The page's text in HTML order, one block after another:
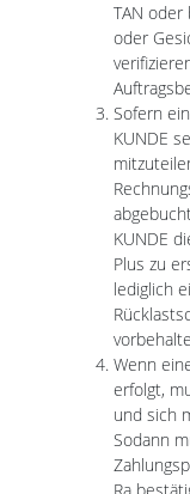
TAN
oder
Sofern
KUNDE
KUNDE
Plus zu
lediglich
Wenn
erfolgt,
und sich
Sodann